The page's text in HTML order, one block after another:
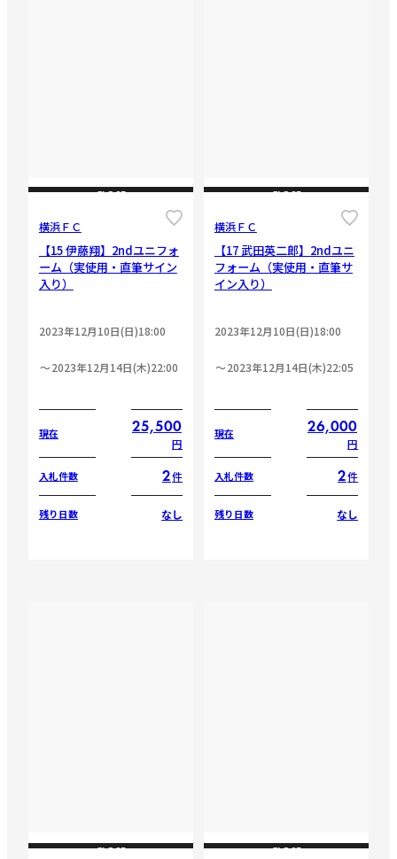
CLOSE
横浜ＦＣ
【15 伊藤翔】2ndユニフォ
ーム（実使用・直筆サイン
入り）
2023年12月10日(日)18:00
2023年12月14日(木)22:00
現在 25,500
円
入札件数 2件
残り日数 なし
CLOSE
横浜ＦＣ
【17 武田英二郎】2ndユニ
フォーム（実使用・直筆サ
イン入り）
2023年12月10日(日)18:00
2023年12月14日(木)22:05
現在 26,000
円
入札件数 2件
残り日数 なし
CLOSE CLOSE